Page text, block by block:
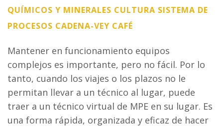
QUÍMICOS Y MINERALES CULTURA SISTEMA DE
PROCESOS CADENA-VEY CAFÉ
Mantener en funcionamiento equipos
complejos es importante, pero no fácil. Por lo
tanto, cuando los viajes o los plazos no le
permitan llevar a un técnico al lugar, puede
traer a un técnico virtual de MPE en su lugar. Es
una forma rápida, organizada y eficaz de hacer